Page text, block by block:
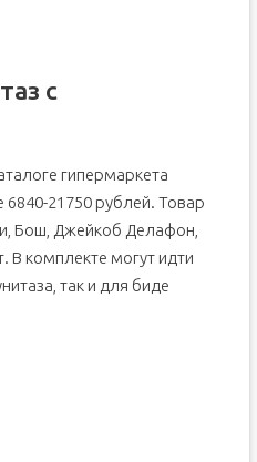
с
гипермаркета
21750 рублей. Товар
Бош, Джейкоб Делафон,
В комплекте могут идти
так и для биде